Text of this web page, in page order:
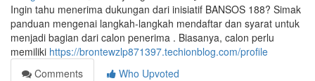
Ingin tahu menerima dukungan dari inisiatif BANSOS 188? Simak
panduan mengenai langkah-langkah mendaftar dan syarat untuk
menjadi bagian dari calon penerima . Biasanya, calon perlu
memiliki https://brontewzlp871397.techionblog.com/profile
Comments
Who Upvoted